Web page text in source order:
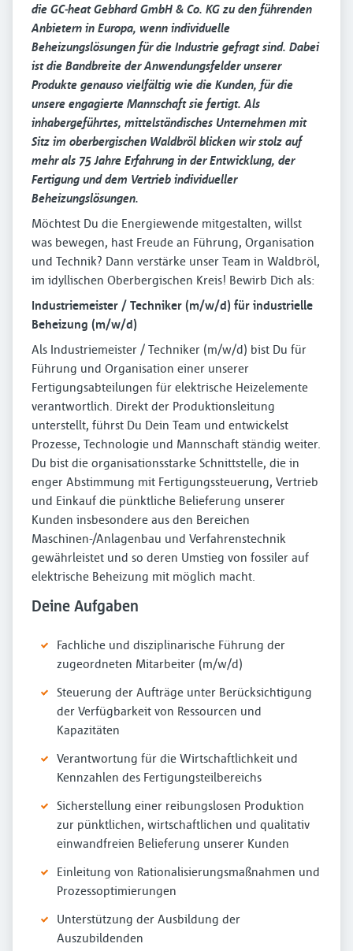
die GC‑heat Gebhard GmbH & Co. KG zu den führenden
Anbietern in Europa, wenn individuelle
Beheizungslösungen für die Industrie gefragt sind. Dabei
ist die Bandbreite der Anwendungsfelder unserer
Produkte genauso vielfältig wie die Kunden, für die
unsere engagierte Mannschaft sie fertigt. Als
inhabergeführtes, mittelständisches Unternehmen mit
Sitz im oberbergischen Waldbröl blicken wir stolz auf
mehr als 75 Jahre Erfahrung in der Entwicklung, der
Fertigung und dem Vertrieb individueller
Beheizungslösungen.
Möchtest Du die Energiewende mitgestalten, willst
was bewegen, hast Freude an Führung, Organisation
und Technik? Dann verstärke unser Team in Waldbröl,
im idyllischen Oberbergischen Kreis! Bewirb Dich als:
Industriemeister / Techniker (m/w/d) für industrielle
Beheizung (m/w/d)
Als Industriemeister / Techniker (m/w/d) bist Du für
Führung und Organisation einer unserer
Fertigungsabteilungen für elektrische Heizelemente
verantwortlich. Direkt der Produktionsleitung
unterstellt, führst Du Dein Team und entwickelst
Prozesse, Technologie und Mannschaft ständig weiter.
Du bist die organisationsstarke Schnittstelle, die in
enger Abstimmung mit Fertigungssteuerung, Vertrieb
und Einkauf die pünktliche Belieferung unserer
Kunden insbesondere aus den Bereichen
Maschinen-/Anlagenbau und Verfahrenstechnik
gewährleistet und so deren Umstieg von fossiler auf
elektrische Beheizung mit möglich macht.
Deine Aufgaben
Fachliche und disziplinarische Führung der
zugeordneten Mitarbeiter (m/w/d)
Steuerung der Aufträge unter Berücksichtigung
der Verfügbarkeit von Ressourcen und
Kapazitäten
Verantwortung für die Wirtschaftlichkeit und
Kennzahlen des Fertigungsteilbereichs
Sicherstellung einer reibungslosen Produktion
zur pünktlichen, wirtschaftlichen und qualitativ
einwandfreien Belieferung unserer Kunden
Einleitung von Rationalisierungs­maßnahmen und
Prozessoptimie­rungen
Unterstützung der Ausbildung der
Auszubildenden